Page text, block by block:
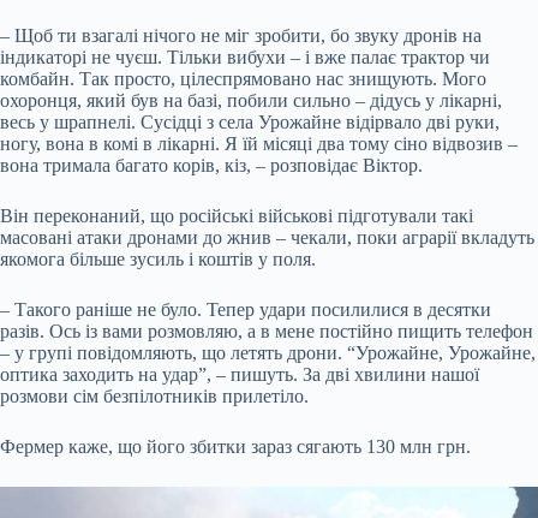
– Щоб ти взагалі нічого не міг зробити, бо звуку дронів на
індикаторі не чуєш. Тільки вибухи – і вже палає трактор чи
комбайн. Так просто, цілеспрямовано нас знищують. Мого
охоронця, який був на базі, побили сильно – дідусь у лікарні,
весь у шрапнелі. Сусідці з села Урожайне відірвало дві руки,
ногу, вона в комі в лікарні. Я їй місяці два тому сіно відвозив –
вона тримала багато корів, кіз, – розповідає Віктор.
Він переконаний, що російські військові підготували такі
масовані атаки дронами до жнив – чекали, поки аграрії вкладуть
якомога більше зусиль і коштів у поля.
– Такого раніше не було. Тепер удари посилилися в десятки
разів. Ось із вами розмовляю, а в мене постійно пищить телефон
– у групі повідомляють, що летять дрони. “Урожайне, Урожайне,
оптика заходить на удар”, – пишуть. За дві хвилини нашої
розмови сім безпілотників прилетіло.
Фермер каже, що його збитки зараз сягають 130 млн грн.